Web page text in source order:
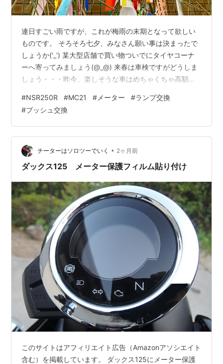
連日すごい雨ですが、これが梅雨の末期となって欲しい
ものです。 そろそろ七夕、みなさん願い事は決まったで
しょうか('_') 某大型店舗で買い物ついでにタイヤコーナ
ーへ寄ってみましょう(@_@) 来春は車検ですがどうしま
しょう・・・昨今、楽しそうな車はめちゃくちゃ高額な
ンエボ6RSを某大手に売却したそうですが、ラリー競技
使用車にもかかわらず、××０万円で売れたそう・・・何
かおかしい世の中です(._.) さて、前回に引き続き、メー
ター球を交換します。 左が新品、右が旧品ですが、フィ
ラメントを束ねたところが真っ黒に変色していますね。
これは・…
#NSR250R #MC21 # メーター #ランプ交換
#ブッシュ交換
チーターはソロツーでいく • 2ヶ月前
ダックス125 メーター保護フィルム貼り付け
このサイトはアフィリエイト広告（Amazonアソシエイト
含む）を掲載しています。 ダックス125にメーター保護